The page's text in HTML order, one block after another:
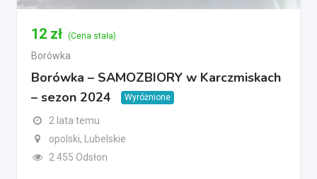
12 zł (Cena stała)
Borówka
Borówka – SAMOZBIORY w Karczmiskach
– sezon 2024
Wyróżnione
2 lata temu
opolski, Lubelskie
2 455 Odsłon